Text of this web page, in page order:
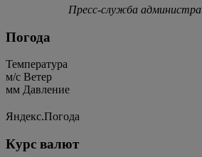
Пресс-служба
Погода
Температура
м/c Ветер
мм Давление
Яндекс.Погода
Курс валют